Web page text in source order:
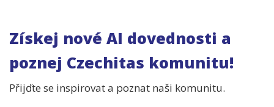
Získej nové AI dovednosti a
poznej Czechitas komunitu!
Přijďte se inspirovat a poznat naši komunitu.